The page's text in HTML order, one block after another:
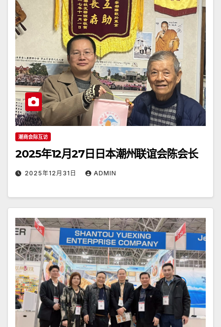
潮商会际互访
2025年12月27日日本潮州联谊会陈会长
2025年12月31日 ADMIN